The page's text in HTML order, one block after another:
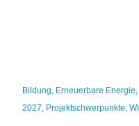
Bildung, Erneuerbare Energie,
2027, Projektschwerpunkte,